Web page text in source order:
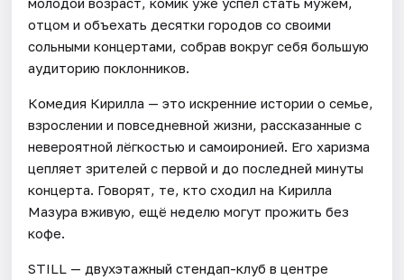
отцом и объехать десятки городов со своими
сольными концертами, собрав вокруг себя большую
аудиторию поклонников.
Комедия Кирилла — это искренние истории о семье,
взрослении и повседневной жизни, рассказанные с
невероятной лёгкостью и самоиронией. Его харизма
цепляет зрителей с первой и до последней минуты
концерта. Говорят, те, кто сходил на Кирилла
Мазура вживую, ещё неделю могут прожить без
кофе.
STILL — двухэтажный стендап-клуб в центре